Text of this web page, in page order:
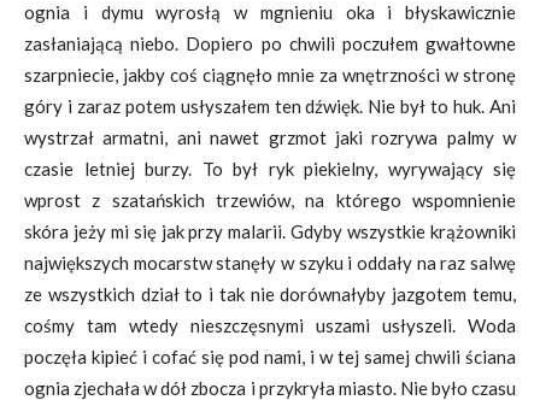
ognia i dymu wyrosłą w mgnieniu oka i błyskawicznie
zasłaniającą niebo. Dopiero po chwili poczułem gwałtowne
szarpniecie, jakby coś ciągnęło mnie za wnętrzności w stronę
góry i zaraz potem usłyszałem ten dźwięk. Nie był to huk. Ani
wystrzał armatni, ani nawet grzmot jaki rozrywa palmy w
czasie letniej burzy. To był ryk piekielny, wyrywający się
wprost z szatańskich trzewiów, na którego wspomnienie
skóra jeży mi się jak przy malarii. Gdyby wszystkie krążowniki
największych mocarstw stanęły w szyku i oddały na raz salwę
ze wszystkich dział to i tak nie dorównałyby jazgotem temu,
cośmy tam wtedy nieszczęsnymi uszami usłyszeli. Woda
poczęła kipieć i cofać się pod nami, i w tej samej chwili ściana
ognia zjechała w dół zbocza i przykryła miasto. Nie było czasu